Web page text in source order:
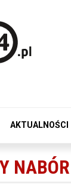
AKTUALNOŚCI
NABÓR